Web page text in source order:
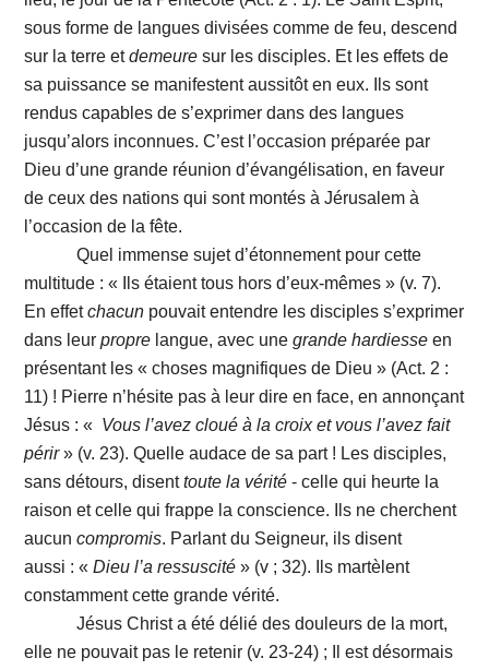
sous forme de langues divisées comme de feu, descend
sur la terre etdemeuresur les disciples. Et les effets de
sa puissance se manifestent aussitôt en eux. Ils sont
rendus capables de s’exprimer dans des langues
jusqu’alors inconnues. C’est l’occasion préparée par
Dieu d’une grande réunion d’évangélisation, en faveur
de ceux des nations qui sont montés à Jérusalem à
l’occasion de la fête.
Quel immense sujet d’étonnement pour cette
multitude : « Ils étaient tous hors d’eux-mêmes » (v. 7).
En effetchacun pouvait entendre les disciples s’exprimer
dans leurpropre langue, avec unegrande hardiesseen
présentant les « choses magnifiques de Dieu » (Act. 2 :
11) ! Pierre n’hésite pas à leur dire en face, en annonçant
Jésus : « Vous l’avez cloué à la croix et vous l’avez fait
périr» (v. 23). Quelle audace de sa part ! Les disciples,
sans détours, disenttoute la vérité - celle qui heurte la
raison et celle qui frappe la conscience. Ils ne cherchent
aucuncompromis. Parlant du Seigneur, ils disent
aussi : «Dieu l’a ressuscité » (v ; 32). Ils martèlent
constamment cette grande vérité.
Jésus Christ a été délié des douleurs de la mort,
elle ne pouvait pas le retenir (v. 23-24) ; Il est désormais